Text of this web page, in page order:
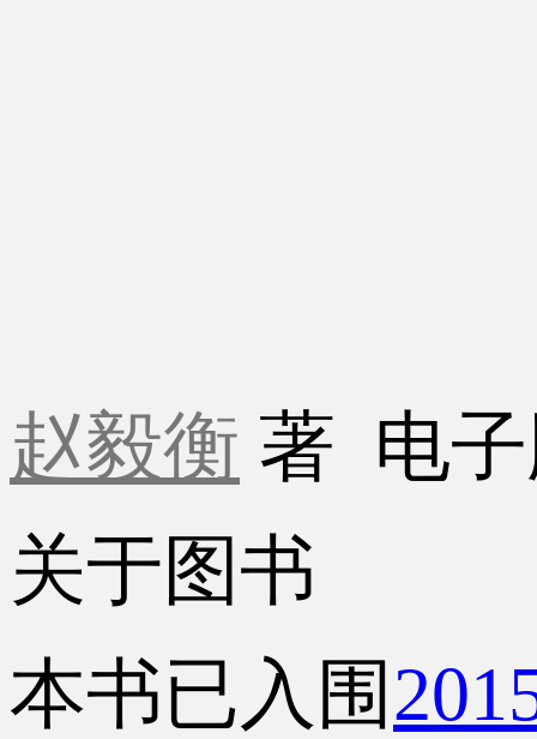
赵毅衡 著 电
关于图书
本书已入围